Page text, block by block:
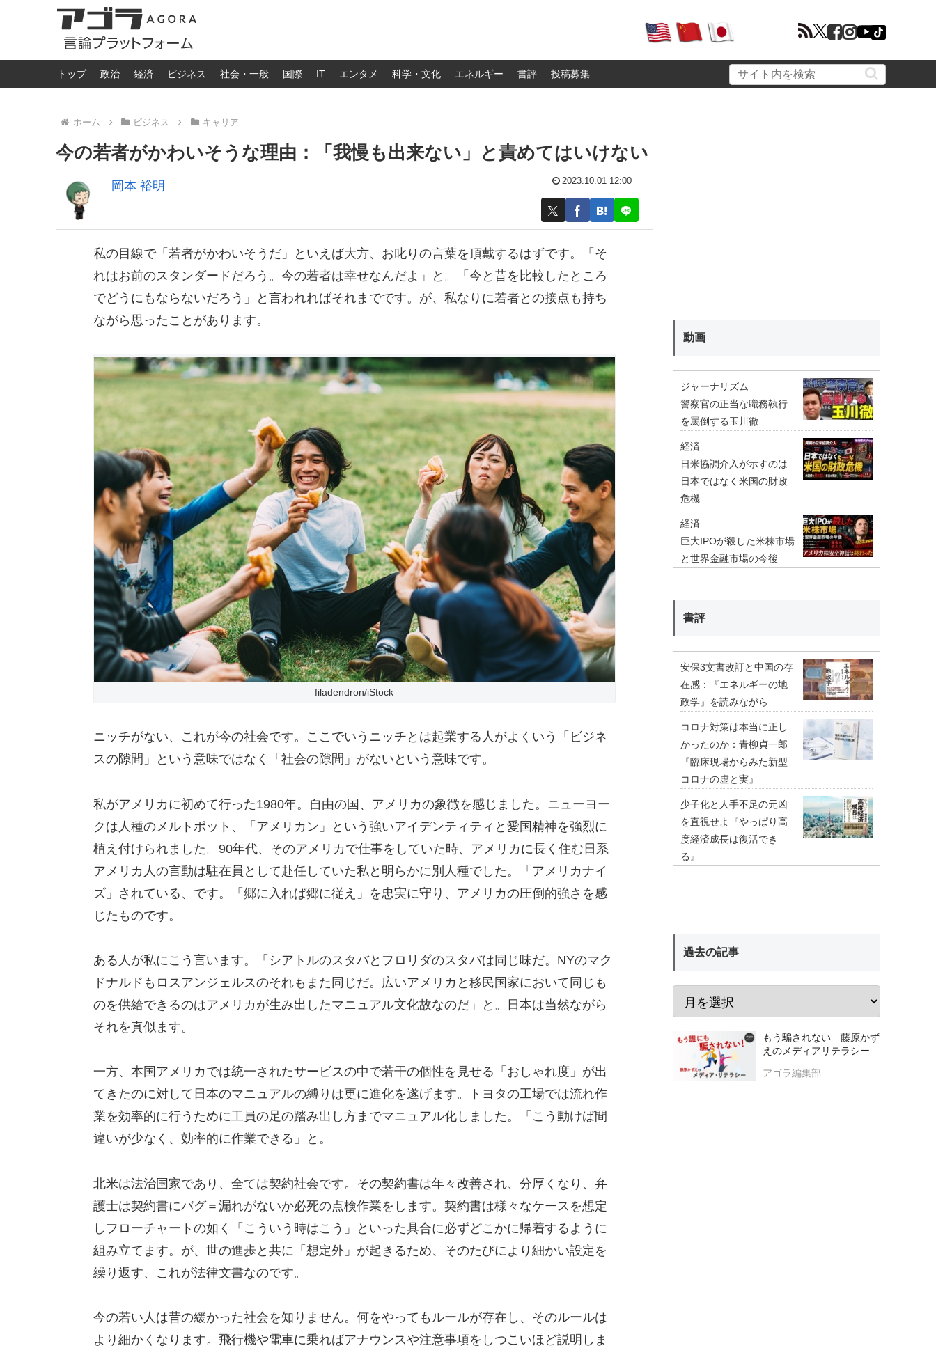
トップ 政治 経済 ビジネス 社会・一般 国際 IT エンタメ 科学・文化 エネルギー 書評 投稿募集
ホーム ビジネス キャリア
今の若者がかわいそうな理由：「我慢も出来ない」と責めてはいけない
岡本 裕明 2023.10.01 12:00
私の目線で「若者がかわいそうだ」といえば大方、お叱りの言葉を頂戴するはずです。「そ
れはお前のスタンダードだろう。今の若者は幸せなんだよ」と。「今と昔を比較したところ
でどうにもならないだろう」と言われればそれまでです。が、私なりに若者との接点も持ち
ながら思ったことがあります。
filadendron/iStock
ニッチがない、これが今の社会です。ここでいうニッチとは起業する人がよくいう「ビジネ
スの隙間」という意味ではなく「社会の隙間」がないという意味です。
私がアメリカに初めて行った1980年。自由の国、アメリカの象徴を感じました。ニューヨー
クは人種のメルトポット、「アメリカン」という強いアイデンティティと愛国精神を強烈に
植え付けられました。90年代、そのアメリカで仕事をしていた時、アメリカに長く住む日系
アメリカ人の言動は駐在員として赴任していた私と明らかに別人種でした。「アメリカナイ
ズ」されている、です。「郷に入れば郷に従え」を忠実に守り、アメリカの圧倒的強さを感
じたものです。
ある人が私にこう言います。「シアトルのスタバとフロリダのスタバは同じ味だ。NYのマク
ドナルドもロスアンジェルスのそれもまた同じだ。広いアメリカと移民国家において同じも
のを供給できるのはアメリカが生み出したマニュアル文化故なのだ」と。日本は当然ながら
それを真似ます。
一方、本国アメリカでは統一されたサービスの中で若干の個性を見せる「おしゃれ度」が出
てきたのに対して日本のマニュアルの縛りは更に進化を遂げます。トヨタの工場では流れ作
業を効率的に行うために工員の足の踏み出し方までマニュアル化しました。「こう動けば間
違いが少なく、効率的に作業できる」と。
北米は法治国家であり、全ては契約社会です。その契約書は年々改善され、分厚くなり、弁
護士は契約書にバグ＝漏れがないか必死の点検作業をします。契約書は様々なケースを想定
しフローチャートの如く「こういう時はこう」といった具合に必ずどこかに帰着するように
組み立てます。が、世の進歩と共に「想定外」が起きるため、そのたびにより細かい設定を
繰り返す、これが法律文書なのです。
今の若い人は昔の緩かった社会を知りません。何をやってもルールが存在し、そのルールは
より細かくなります。飛行機や電車に乗ればアナウンスや注意事項をしつこいほど説明しま
動画
ジャーナリズム
警察官の正当な職務執行
を罵倒する玉川徹
経済
日米協調介入が示すのは
日本ではなく米国の財政
危機
経済
巨大IPOが殺した米株市場
と世界金融市場の今後
書評
安保3文書改訂と中国の存
在感：『エネルギーの地
政学』を読みながら
コロナ対策は本当に正し
かったのか：青柳貞一郎
『臨床現場からみた新型
コロナの虚と実』
少子化と人手不足の元凶
を直視せよ『やっぱり高
度経済成長は復活でき
る』
過去の記事
もう騙されない 藤原かず
えのメディアリテラシー
アゴラ編集部